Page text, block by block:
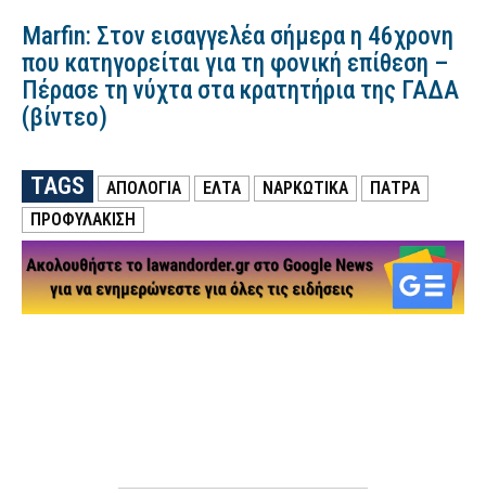
Marfin: Στον εισαγγελέα σήμερα η 46χρονη
που κατηγορείται για τη φονική επίθεση –
Πέρασε τη νύχτα στα κρατητήρια της ΓΑΔΑ
(βίντεο)
TAGS ΑΠΟΛΟΓΙΑ ΕΛΤΑ ΝΑΡΚΩΤΙΚΑ
ΠΑΤΡΑ
ΠΡΟΦΥΛΑΚΙΣΗ